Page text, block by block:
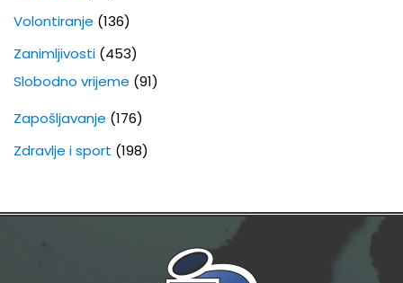
Volontiranje (136)
Zanimljivosti (453)
Slobodno vrijeme (91)
Zapošljavanje (176)
Zdravlje i sport (198)